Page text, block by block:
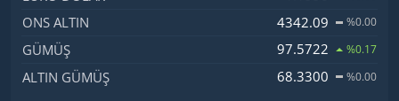
ONS ALTIN 4342.09 %0.00
GÜMÜŞ 97.5722 %0.17
ALTIN GÜMÜŞ 68.3300 %0.00